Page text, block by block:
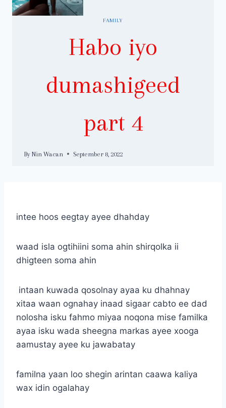
FAMILY
Habo iyo
dumashigeed
part 4
By Nin Wacan September 8, 2022
intee hoos eegtay ayee dhahday
waad isla ogtihiini soma ahin shirqolka ii
dhigteen soma ahin
intaan kuwada qosolnay ayaa ku dhahnay
xitaa waan ognahay inaad sigaar cabto ee dad
nolosha isku fahmo miyaa noqona mise familka
ayaa isku wada sheegna markas ayee xooga
aamustay ayee ku jawabatay
familna yaan loo shegin arintan caawa kaliya
wax idin ogalahay